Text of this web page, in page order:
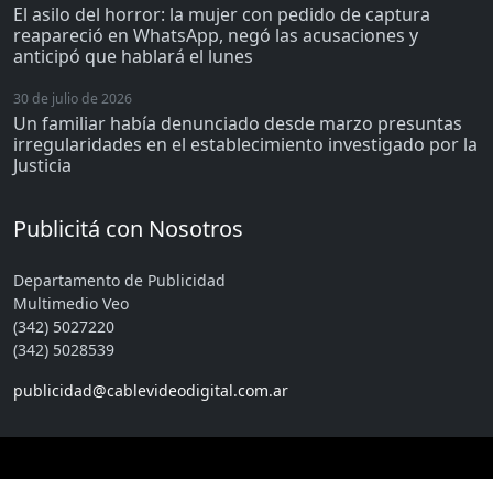
El asilo del horror: la mujer con pedido de captura
reapareció en WhatsApp, negó las acusaciones y
anticipó que hablará el lunes
30 de julio de 2026
Un familiar había denunciado desde marzo presuntas
irregularidades en el establecimiento investigado por la
Justicia
Publicitá con Nosotros
Departamento de Publicidad
Multimedio Veo
(342) 5027220
(342) 5028539
publicidad@cablevideodigital.com.ar